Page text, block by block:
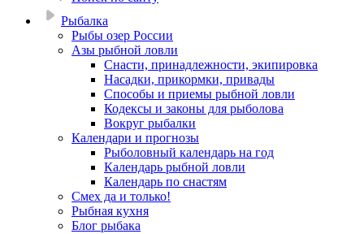
Рыбалка
Рыбы озер России
Азы рыбной ловли
Снасти, принадлежности, экипировка
Насадки, прикормки, привады
Способы и приемы рыбной ловли
Кодексы и законы для рыболова
Вокруг рыбалки
Календари и прогнозы
Рыболовный календарь на год
Календарь рыбной ловли
Календарь по снастям
Смех да и только!
Рыбная кухня
Блог рыбака